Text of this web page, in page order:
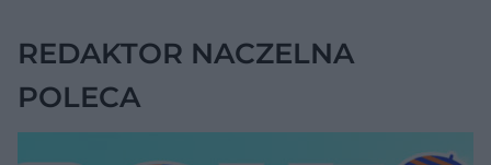
REDAKTOR NACZELNA
POLECA